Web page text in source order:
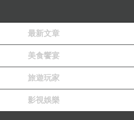
實境模擬足球體驗。系統具
互動流暢，並搭載工廠級白
多機拼接畫面一致。BenQ
繁瑣流程，實現高效且高
驗。
透過 AI 與物聯網整合，
管理效能與健康安全的智慧
機、互動顯示器與攝影機等
最新文章
美食饗宴
旅遊玩家
影視娛樂